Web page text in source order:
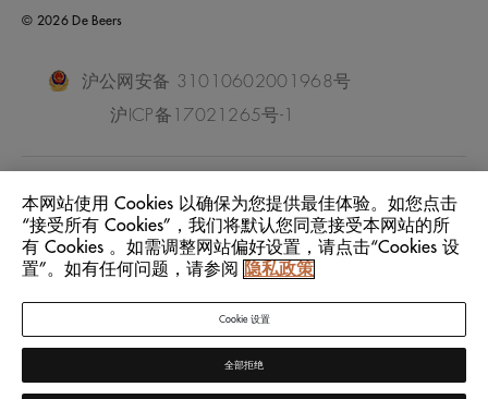
© 2026 De Beers
沪公网安备 31010602001968号
沪ICP备17021265号-1
位置: China Mainland
语言: 中文
本网站使用 Cookies 以确保为您提供最佳体验。如您点击
“接受所有 Cookies”，我们将默认您同意接受本网站的所
有 Cookies 。如需调整网站偏好设置，请点击“Cookies 设
置”。如有任何问题，请参阅
隐私政策
Cookie 设置
全部拒绝